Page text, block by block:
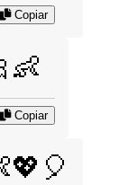
Copiar
Copiar